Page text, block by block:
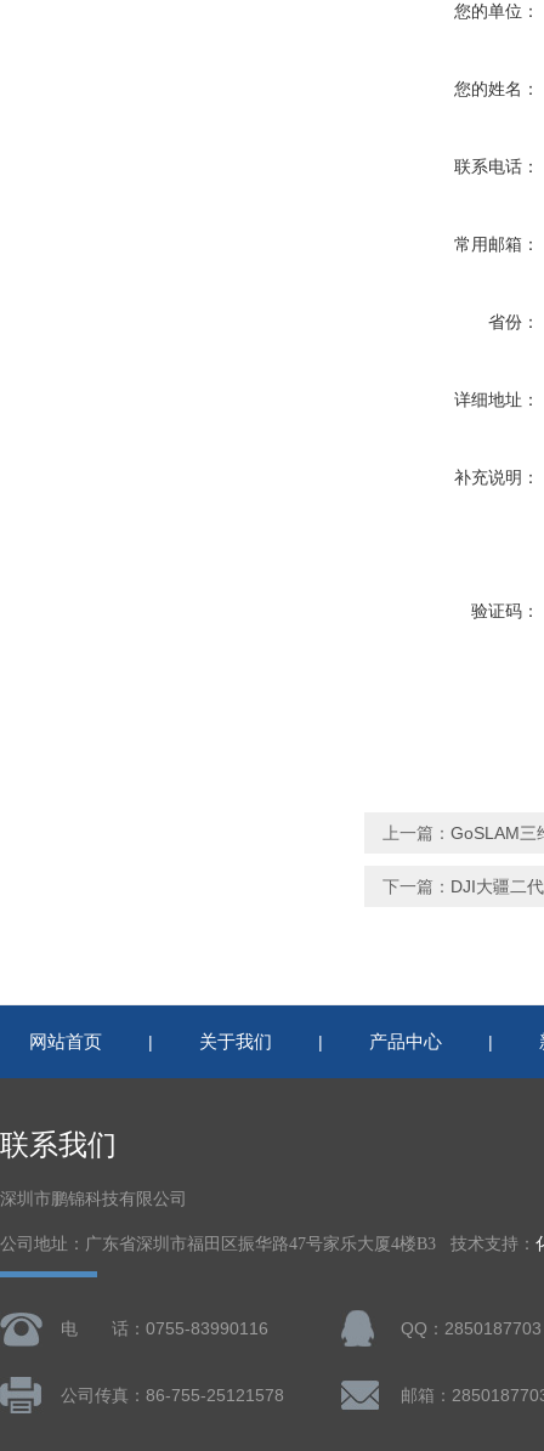
您的单位：
您的姓名：
联系电话：
常用邮箱：
省份：
详细地址：
补充说明：
验证码：
上一篇： GoSLAM三
下一篇： DJI大疆二
网站首页 | 关于我们 | 产品中心 |
联系我们
深圳市鹏锦科技有限公司
公司地址：广东省深圳市福田区振华路47号家乐大厦4楼B3 技术支持：
电 话：0755-83990116 QQ：2850187703
公司传真：86-755-25121578 邮箱：